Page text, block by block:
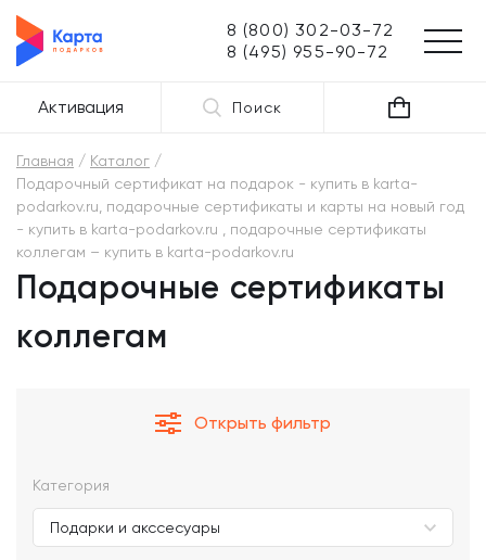
8 (800) 302-03-72
8 (495) 955-90-72
Активация Поиск
Главная
Каталог
Подарочный сертификат на подарок - купить в karta-
podarkov.ru, подарочные сертификаты и карты на новый год
- купить в karta-podarkov.ru , подарочные сертификаты
коллегам – купить в karta-podarkov.ru
Подарочные сертификаты
коллегам
Открыть фильтр
Категория